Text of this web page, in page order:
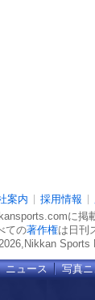
案内 採用情報
に掲
ての著作権は日刊
Sports
ニュース 写真